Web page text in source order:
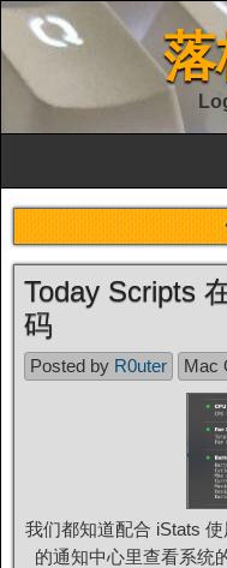
Today Scripts
码
Posted by R0uter Mac
我们都知道配合 iStats
的通知中心里查看系统